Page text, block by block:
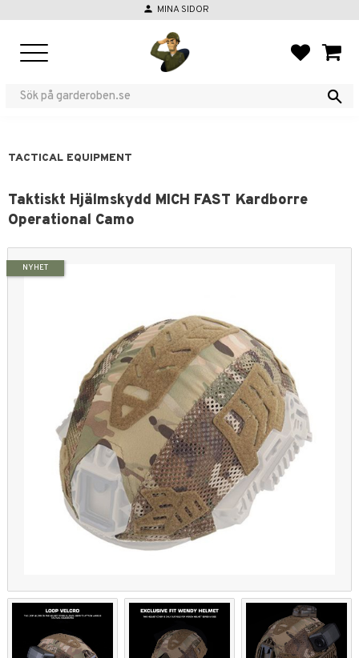
person MINA SIDOR
TACTICAL EQUIPMENT
Taktiskt Hjälmskydd MICH FAST Kardborre
Operational Camo
NYHET